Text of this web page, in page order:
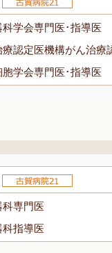
科学会専門医･指導医
療認定医機構がん治療
胞学会専門医･指導医
科専門医
科指導医